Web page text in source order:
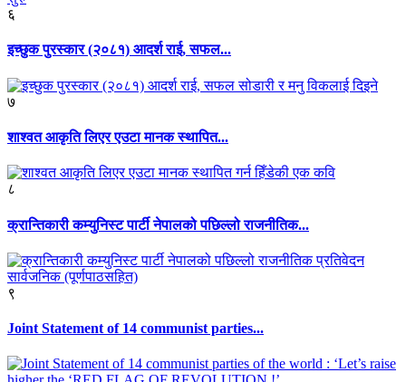
६
इच्छुक पुरस्कार (२०८१) आदर्श राई, सफल...
७
शाश्वत आकृति लिएर एउटा मानक स्थापित...
८
क्रान्तिकारी कम्युनिस्ट पार्टी नेपालको पछिल्लो राजनीतिक...
९
Joint Statement of 14 communist parties...